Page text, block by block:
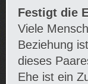
Festigt die
Viele
Beziehung
dieses
Ehe ist ein